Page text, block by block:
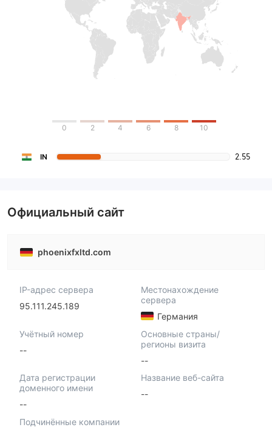
0 2 4 6 8 10
IN 2.55
Официальный сайт
phoenixfxltd.com
IP-адрес сервера
95.111.245.189
Местонахождение
сервера
Германия
Учётный номер
--
Основные страны/
регионы визита
--
Дата регистрации
доменного имени
--
Название веб-сайта
--
Подчинённые компании